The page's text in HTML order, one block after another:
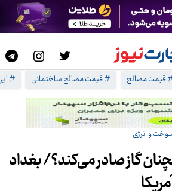
قیمت مصالح # قیمت مصالح ساختمانی #
و انرژی
گاز صادر می‌کند؟/ بغداد